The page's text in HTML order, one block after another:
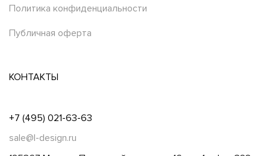
Политика конфиденциальности
Публичная оферта
КОНТАКТЫ
+7 (495) 021-63-63
sale@l-design.ru